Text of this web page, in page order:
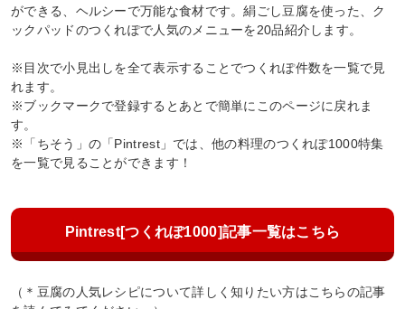
ができる、ヘルシーで万能な食材です。絹ごし豆腐を使った、ク
ックパッドのつくれぽで人気のメニューを20品紹介します。
※目次で小見出しを全て表示することでつくれぽ件数を一覧で見
れます。
※ブックマークで登録するとあとで簡単にこのページに戻れま
す。
※「ちそう」の「Pintrest」では、他の料理のつくれぽ1000特集
を一覧で見ることができます！
Pintrest[つくれぽ1000]記事一覧はこちら
（＊豆腐の人気レシピについて詳しく知りたい方はこちらの記事